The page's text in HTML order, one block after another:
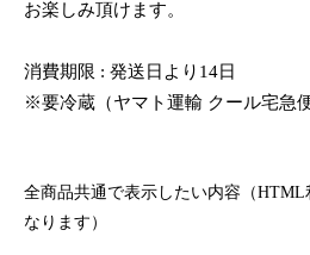
お楽しみ頂けます。
消費期限 : 発送日より14日
※要冷蔵（ヤマト運輸 クール宅急
全商品共通で表示したい内容（
なります）